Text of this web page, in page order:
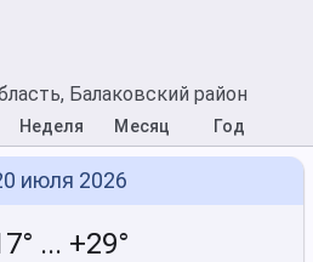
Балаковский район
Неделя Месяц Год
июля 2026
... +29°